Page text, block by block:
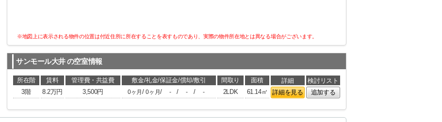
※地図上に表示される物件の位置は付近住所に所在することを表すものであり、実際の物件所在地とは異なる場合がございます。
サンモール大井の空室情報
所在階 賃料 管理費・共益費 敷金/礼金/保証金/償却/敷引 間取り 面積 詳細
検討リスト
3階
8.2万円 3,500円 0ヶ月/0ヶ月/ - / - / - 2LDK 61.14㎡ 詳細を見る 追加する